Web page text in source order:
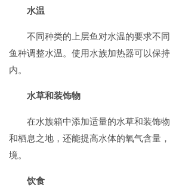
水温
不同种类的上层鱼对水温的要求不
鱼种调整水温。使用水族加热器可以保
内。
水草和装饰物
在水族箱中添加适量的水草和装饰
和栖息之地，还能提高水体的氧气含量
境。
饮食